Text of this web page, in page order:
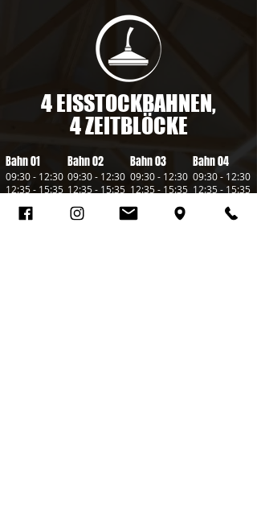
4 EISSTOCKBAHNEN,
4 ZEITBLÖCKE
Bahn 01
09:30 - 12:30
12:35 - 15:35
18:45 - 21:45
Bahn 02
09:30 - 12:30
12:35 - 15:35
18:45 - 21:45
Bahn 03
09:30 - 12:30
12:35 - 15:35
18:45 - 21:45
Bahn 04
09:30 - 12:30
12:35 - 15:35
18:45 - 21:45